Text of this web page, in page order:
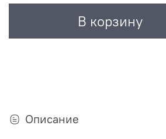
В корзину
Описание